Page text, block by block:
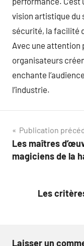
vision artistique du
sécurité, la facilité
Avec une attention
organisateurs
enchante
l’industrie.
Navigation
de
Publication
Les maîtres
magiciens de la
Les
Laisser un